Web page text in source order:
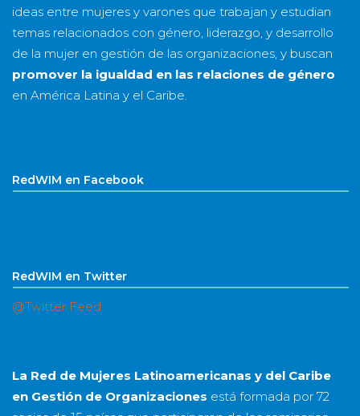
ideas entre mujeres y varones que trabajan y estudian
temas relacionados con género, liderazgo, y desarrollo
de la mujer en gestión de las organizaciones, y buscan
promover la igualdad en las relaciones de género
en América Latina y el Caribe.
RedWIM en Facebook
RedWIM en Twitter
@Twitter Feed
La Red de Mujeres Latinoamericanas y del Caribe
en Gestión de Organizaciones está formada por 72